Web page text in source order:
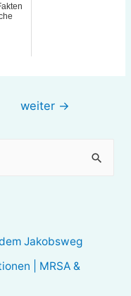
weiter →
Jakobsweg
| MRSA &